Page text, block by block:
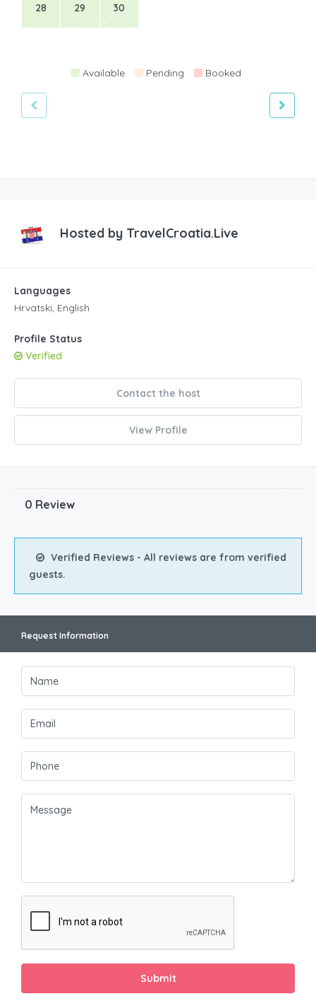
28 29 30
Available Pending Booked
Hosted by TravelCroatia.Live
Languages
Hrvatski, English
Profile Status
Verified
Contact the host
View Profile
0 Review
Verified Reviews - All reviews are from verified
guests.
Request Information
Submit